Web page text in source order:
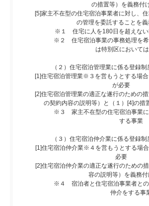
の措置等）を義務付
[5]家主不在型の住宅宿泊事業者に対し、
の管理を委託することを義
※１ 住宅に人を180日を超えない
※２ 住宅宿泊事業の事務処理を希
は特別区において
（２）住宅宿泊管理業に係る登録制
[1]住宅宿泊管理業※３を営もうとする場
が必要
[2]住宅宿泊管理業の適正な遂行のための
の契約内容の説明等）と（１）[4]の措
※３ 家主不在型の住宅宿泊事業に
する事業
（３）住宅宿泊仲介業に係る登録制
[1]住宅宿泊仲介業※４を営もうとする場
必要
[2]住宅宿泊仲介業の適正な遂行のための
容の説明等）を義務付
※４ 宿泊者と住宅宿泊事業者との
仲介をする事